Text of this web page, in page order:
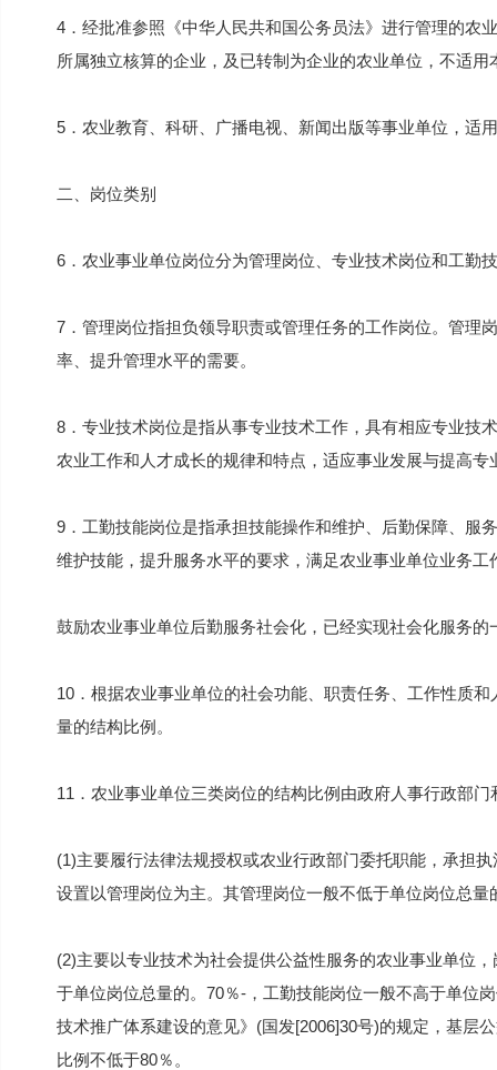
4．经批准参照《中华人民共和国公务员法》进行管理的农
所属独立核算的企业，及已转制为企业的农业单位，不适用
5．农业教育、科研、广播电视、新闻出版等事业单位，适
二、岗位类别
6．农业事业单位岗位分为管理岗位、专业技术岗位和工勤
7．管理岗位指担负领导职责或管理任务的工作岗位。管理
率、提升管理水平的需要。
8．专业技术岗位是指从事专业技术工作，具有相应专业技
农业工作和人才成长的规律和特点，适应事业发展与提高专
9．工勤技能岗位是指承担技能操作和维护、后勤保障、服
维护技能，提升服务水平的要求，满足农业事业单位业务工
鼓励农业事业单位后勤服务社会化，已经实现社会化服务
10．根据农业事业单位的社会功能、职责任务、工作性质
量的结构比例。
11．农业事业单位三类岗位的结构比例由政府人事行政部
(1)主要履行法律法规授权或农业行政部门委托职能，承担
设置以管理岗位为主。其管理岗位一般不低于单位岗位总
(2)主要以专业技术为社会提供公益性服务的农业事业单位
于单位岗位总量的。70％-，工勤技能岗位一般不高于单位
技术推广体系建设的意见》(国发[2006]30号)的规定，基层
比例不低于80％。